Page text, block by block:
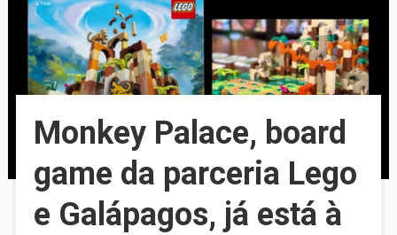
Monkey Palace, board
game da parceria Lego
e Galápagos, já está à